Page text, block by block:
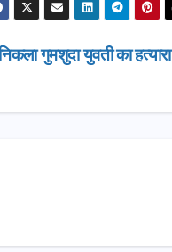
गुमशुदा युवती का हत्यारा
उत्तराखण्ड